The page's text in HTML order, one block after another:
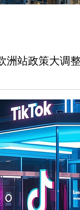
洲站政策大调